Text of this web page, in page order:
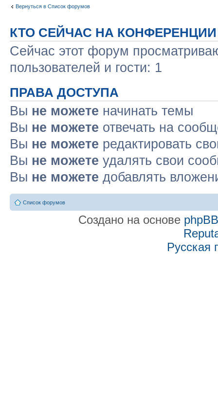
Вернуться в Список форумов
КТО СЕЙЧАС НА КОНФЕРЕНЦИИ
Сейчас этот форум
пользователей и гости: 1
ПРАВА ДОСТУПА
Вы не можете начинать темы
Вы не можете отвечать на
Вы не можете редактировать
Вы не можете удалять свои
Вы не можете добавлять
Список форумов
Создано на основе phpBB
Русская